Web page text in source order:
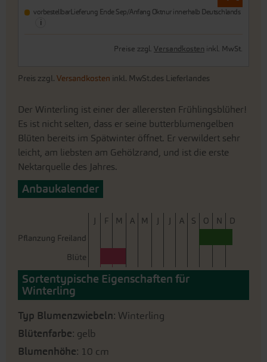
vorbestellbarLieferung Ende Sep/Anfang Oktnur innerhalb Deutschlands
i
Preise zzgl. Versandkosten inkl. MwSt.
Preis zzgl. Versandkosten inkl. MwSt.des Lieferlandes
Der Winterling ist einer der allerersten Frühlingsblüher!
Es ist nicht selten, dass er seine butterblumengelben
Blüten bereits im Spätwinter öffnet. Er verwildert sehr
leicht, am liebsten am Gehölzrand, und ist die erste
Nektarquelle des Jahres.
Anbaukalender
J F M A M J J A S O N
D
Pflanzung Freiland
Blüte
Sortentypische Eigenschaften für
Winterling
Typ Blumenzwiebeln: Winterling
Blütenfarbe: gelb
Blumenhöhe: 10 cm